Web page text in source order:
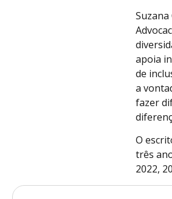
Suzana
apoia
de
a
fazer
O
três
2022,